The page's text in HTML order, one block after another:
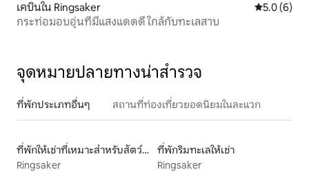
เคบินใน Ringsaker คะแนนเฉลี่
5.0 (6)
กระท่อมอบอุ่นที่มีแสงแดดดี ใกล้กับทะเลสาบ
จุดหมายปลายทางน่าสำรวจ
ที่พักประเภทอื่นๆ สถานที่ท่องเที่ยวยอดนิยมในละแวก
ที่พักให้เช่าที่เหมาะสำหรับสัตว์เลี้ยง
Ringsaker
ที่พักริมทะเลให้เช่า
Ringsaker